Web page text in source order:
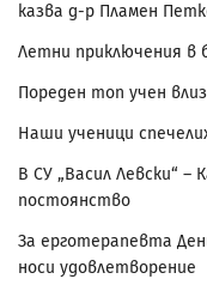
казва д-р Пламен
Летни приключения в
Пореден топ учен
Наши ученици
В СУ „Васил Левски“ –
постоянство
За ерготерапевта
носи удовлетворение